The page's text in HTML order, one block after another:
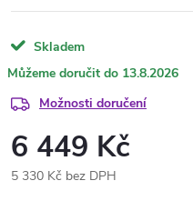
Skladem
13.8.2026
Možnosti doručení
6 449 Kč
5 330 Kč bez DPH